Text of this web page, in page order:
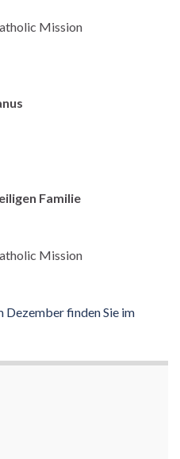
Mission
Familie
Mission
finden Sie im